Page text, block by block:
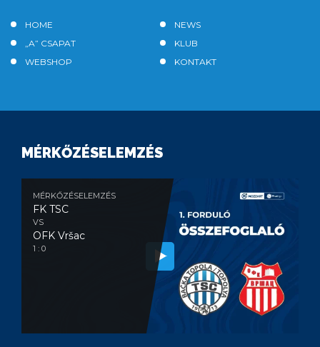
HOME
NEWS
„A” CSAPAT
KLUB
WEBSHOP
KONTAKT
MÉRKŐZÉSELEMZÉS
MÉRKŐZÉSELEMZÉS
FK TSC
VS
OFK Vršac
1 : 0